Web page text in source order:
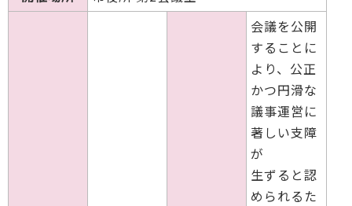
会議を公開
することに
より、公正
かつ円滑な
議事運営に
著しい支障
が
生ずると認
められるた